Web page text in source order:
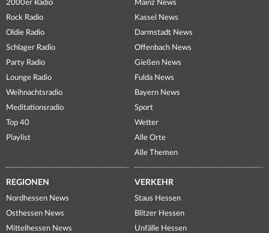
2000er Radio
Rock Radio
Oldie Radio
Schlager Radio
Party Radio
Lounge Radio
Weihnachtsradio
Meditationsradio
Top 40
Playlist
Mainz News
Kassel News
Darmstadt News
Offenbach News
Gießen News
Fulda News
Bayern News
Sport
Wetter
Alle Orte
Alle Themen
REGIONEN
Nordhessen News
Osthessen News
Mittelhessen News
VERKEHR
Staus Hessen
Blitzer Hessen
Unfälle Hessen